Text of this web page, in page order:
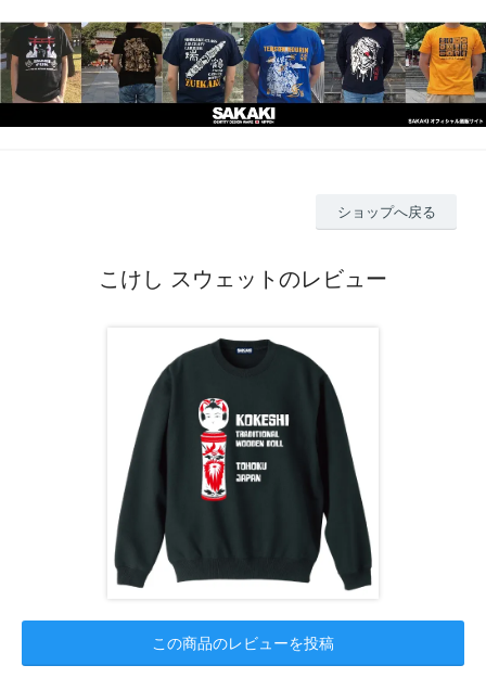
ショップへ戻る
こけし スウェットのレビュー
この商品のレビューを投稿